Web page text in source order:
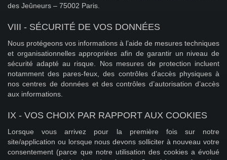
des Jeûneurs – 75002 Paris.
VIII - SÉCURITÉ DE VOS DONNÉES
Nous protégeons vos informations à l’aide de mesures techniques
et organisationnelles appropriées afin de garantir un niveau de
sécurité adapté au risque. Nos mesures de protection incluent
notamment des pares-feux, des contrôles d’accès physiques à
nos centres de données et des contrôles d’autorisation d’accès
aux informations.
IX - VOS CHOIX PAR RAPPORT AUX COOKIES
Lorsque vous arrivez pour la première fois sur notre
site/application ou lorsque nous devons solliciter à nouveau votre
consentement (parce que notre utilisation des cookies a évolué